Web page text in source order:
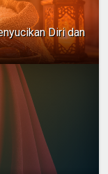
Diri dan